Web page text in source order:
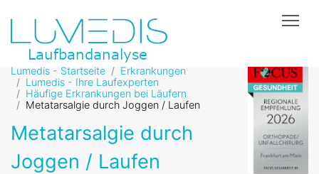
Lumedis - Startseite
Erkrankungen
Lumedis - Ihre Laufexperten
Häufige Erkrankungen bei Läufern
Metatarsalgie durch Joggen / Laufen
Metatarsalgie durch
Joggen / Laufen